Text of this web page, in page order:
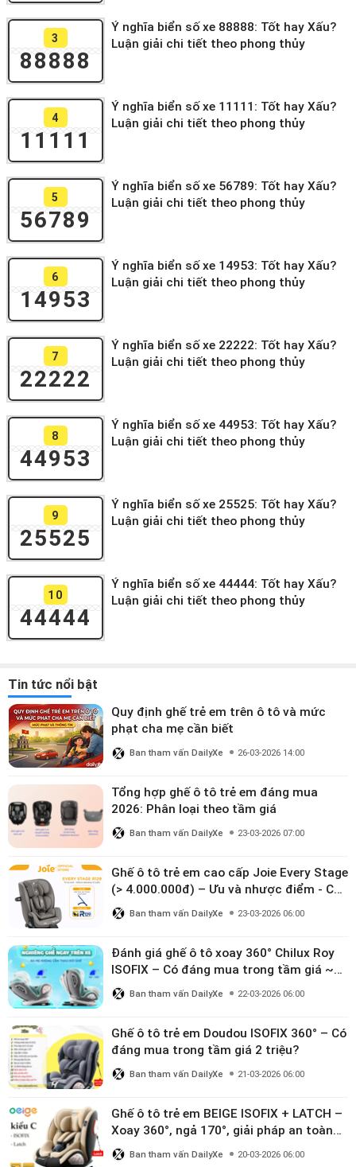
3
88888
Ý nghĩa biển số xe 88888: Tốt hay Xấu?
Luận giải chi tiết theo phong thủy
4
11111
Ý nghĩa biển số xe 11111: Tốt hay Xấu?
Luận giải chi tiết theo phong thủy
5
56789
Ý nghĩa biển số xe 56789: Tốt hay Xấu?
Luận giải chi tiết theo phong thủy
6
14953
Ý nghĩa biển số xe 14953: Tốt hay Xấu?
Luận giải chi tiết theo phong thủy
7
22222
Ý nghĩa biển số xe 22222: Tốt hay Xấu?
Luận giải chi tiết theo phong thủy
8
44953
Ý nghĩa biển số xe 44953: Tốt hay Xấu?
Luận giải chi tiết theo phong thủy
9
25525
Ý nghĩa biển số xe 25525: Tốt hay Xấu?
Luận giải chi tiết theo phong thủy
10
44444
Ý nghĩa biển số xe 44444: Tốt hay Xấu?
Luận giải chi tiết theo phong thủy
Tin tức nổi bật
Quy định ghế trẻ em trên ô tô và mức
phạt cha mẹ cần biết
Ban tham vấn DailyXe 26-03-2026 14:00
Tổng hợp ghế ô tô trẻ em đáng mua
2026: Phân loại theo tầm giá
Ban tham vấn DailyXe 23-03-2026 07:00
Ghế ô tô trẻ em cao cấp Joie Every Stage
(> 4.000.000đ) – Ưu và nhược điểm - Có
đáng đầu tư cho bé từ 0–12 tuổi?
Ban tham vấn DailyXe 23-03-2026 06:00
Đánh giá ghế ô tô xoay 360° Chilux Roy
ISOFIX – Có đáng mua trong tầm giá ~3
triệu
Ban tham vấn DailyXe 22-03-2026 06:00
Ghế ô tô trẻ em Doudou ISOFIX 360° – Có
đáng mua trong tầm giá 2 triệu?
Ban tham vấn DailyXe 21-03-2026 06:00
Ghế ô tô trẻ em BEIGE ISOFIX + LATCH –
Xoay 360°, ngả 170°, giải pháp an toàn
linh hoạt cho bé 0–10 tuổi
Ban tham vấn DailyXe 20-03-2026 06:00